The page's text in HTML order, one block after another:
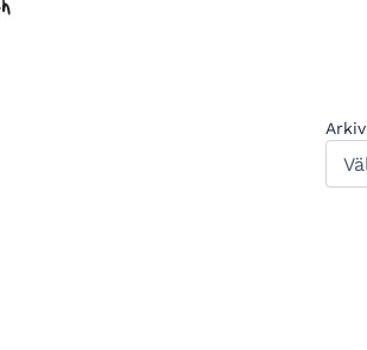
Arkiv